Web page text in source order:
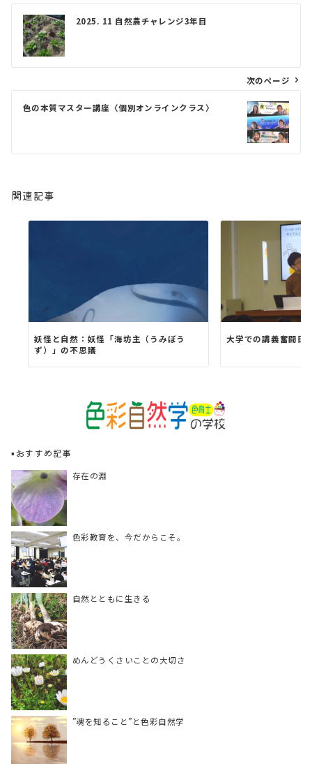
ビ
ン
2025. 11 自然農チャレンジ3年目
次のページ
色の本質マスター講座〈個別オンラインクラス〉
関連記事
妖怪と自然：妖怪「海坊主（うみぼう
ず）」の不思議
大学での講義奮闘日
▪️おすすめ記事
存在の淵
色彩教育を、今だからこそ。
自然とともに生きる
めんどうくさいことの大切さ
”魂を知ること”と色彩自然学